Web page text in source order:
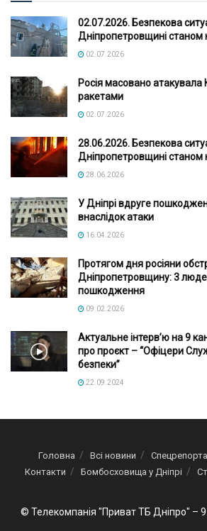
02.07.2026. Безпекова
Дніпропетровщині станом
02.07.2026
Росія масовано атакувала
ракетами
02.07.2026
28.06.2026. Безпекова
Дніпропетровщині станом
28.06.2026
У Дніпрі вдруге
внаслідок атаки
16.04.2026
Протягом дня росіяни
Дніпропетровщину: 3
пошкодження
09.02.2026
Актуальне інтервʼю на 9
про проєкт – “Офіцери
безпеки”
22.09.2024
Головна Всі новини
Контакти
Бомбосховища у Дніпрі
© Телекомпанія "Приват ТБ Дніпро" – 9